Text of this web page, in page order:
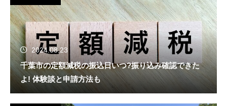
2024.08.23
千葉市の定額減税の振込日いつ?振り込み確認できた
よ! 体験談と申請方法も